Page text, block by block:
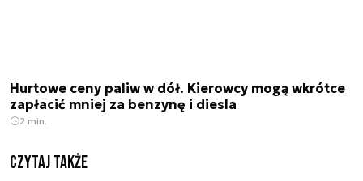
Hurtowe ceny paliw w dół. Kierowcy mogą wkrótce
zapłacić mniej za benzynę i diesla
2 min.
Czytaj także